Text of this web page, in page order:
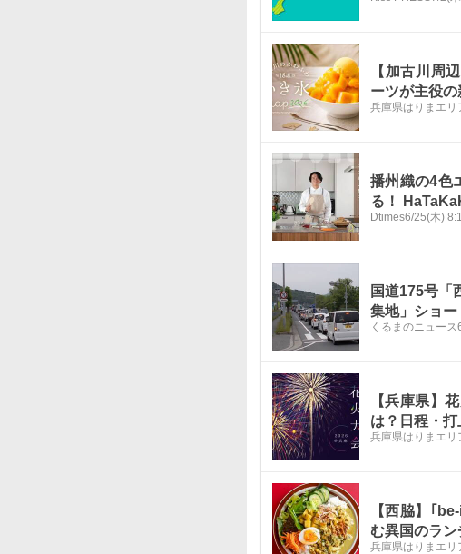
【加古川周
ーツが主役
兵庫県はりまエ
播州織の4色
る！
Dtimes6/25(木)
国道175号「
集地」ショー
くるまのニュース
【兵庫県】
は？日程・
兵庫県はりまエ
【西脇】｢
む異国のラン
兵庫県はりまエ